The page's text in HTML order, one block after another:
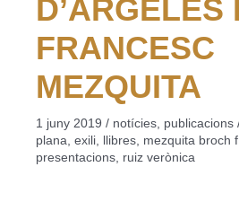
D’ARGELÈS
FRANCESC
MEZQUITA
1 juny 2019 / notícies, publicacions
plana, exili, llibres, mezquita broch
presentacions, ruiz verònica